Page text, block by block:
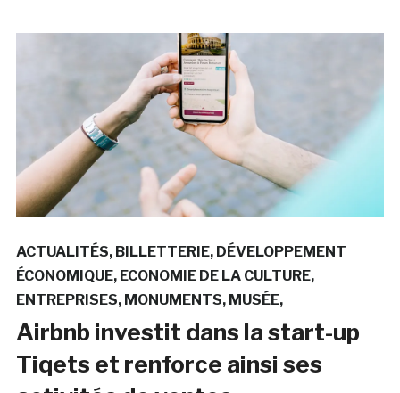
ACTUALITÉS BILLETTERIE DÉVELOPPEMENT
ÉCONOMIQUE ECONOMIE DE LA CULTURE
ENTREPRISES MONUMENTS MUSÉE
Airbnb investit dans la start-up
Tiqets et renforce ainsi ses